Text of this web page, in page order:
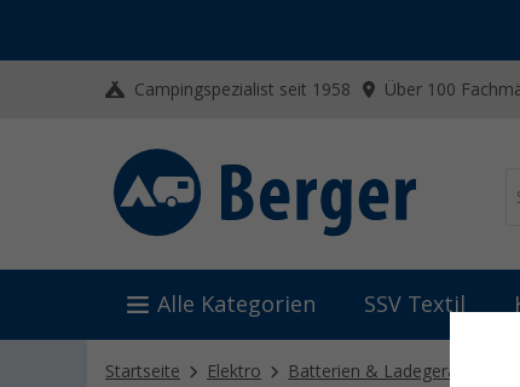
Campingspezialist seit 1958 Über 100
Alle Kategorien SSV Textil
Startseite Elektro Batterien & Ladegeräte